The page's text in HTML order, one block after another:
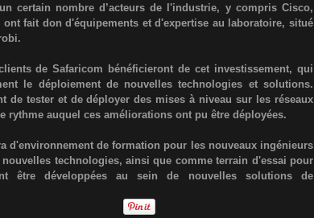
certain nombre d’acteurs de l'industrie, y compris Cisco,
fait don d'équipements et d'expertise au laboratoire, situé
de Safaricom bénéficieront de cet investissement, qui
le déploiement de nouvelles technologies et solutions.
de tester et de déployer des mises à niveau sur les réseaux
rythme auquel ces améliorations ont pu être déployées.
d'environnement de formation pour les nouveaux ingénieurs
technologies, ainsi que comme terrain d'essai pour
être développées au sein de nouvelles solutions de